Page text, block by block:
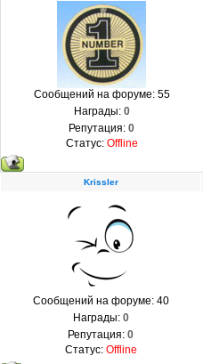
Сообщений на форуме: 55
Награды: 0
Репутация: 0
Статус: Offline
Krissler
Сообщений на форуме: 40
Награды: 0
Репутация: 0
Статус: Offline